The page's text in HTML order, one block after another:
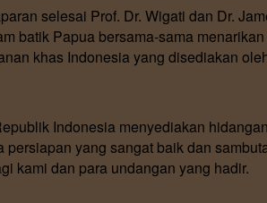
selesai Prof. Dr. Wigati dan Dr.
batik Papua bersama-sama
khas Indonesia yang disediakan
Indonesia menyediakan
persiapan yang sangat baik dan
kami dan para undangan yang hadir.